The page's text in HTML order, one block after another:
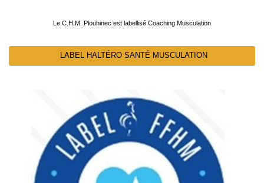
Le C.H.M. Plouhinec est labellisé Coaching Musculation
LABEL HALTÉRO SANTÉ MUSCULATION